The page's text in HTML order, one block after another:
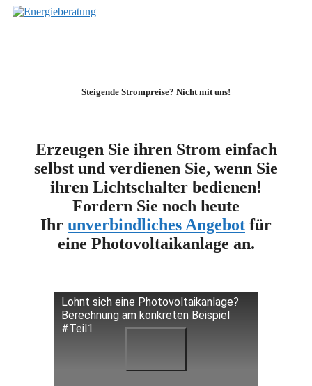
Zum
Steigende Strompreise? Nicht mit uns!
Erzeugen Sie ihren Strom einfach
selbst und verdienen Sie, wenn Sie
ihren Lichtschalter bedienen!
Fordern Sie noch heute
Ihr unverbindliches Angebot für
eine Photovoltaikanlage an.
Lohnt sich eine Photovoltaikanlage?
Berechnung am konkreten Beispiel
#Teil1